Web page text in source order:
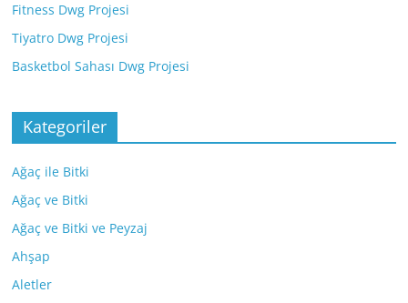
Fitness Dwg Projesi
Tiyatro Dwg Projesi
Basketbol Sahası Dwg Projesi
Kategoriler
Ağaç ile Bitki
Ağaç ve Bitki
Ağaç ve Bitki ve Peyzaj
Ahşap
Aletler